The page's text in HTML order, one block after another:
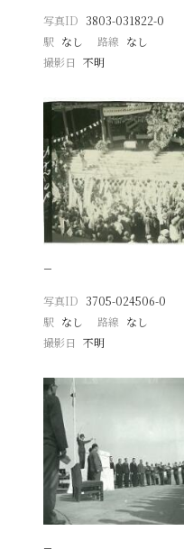
写真ID 3803-031822-0
駅 なし 路線 なし
撮影日
不明
−
写真ID 3705-024506-0
駅 なし 路線 なし
撮影日
不明
−